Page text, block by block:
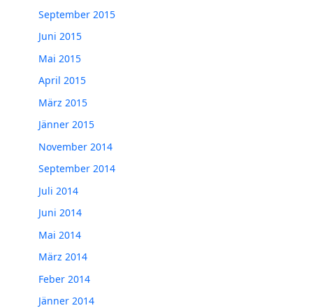
September 2015
Juni 2015
Mai 2015
April 2015
März 2015
Jänner 2015
November 2014
September 2014
Juli 2014
Juni 2014
Mai 2014
März 2014
Feber 2014
Jänner 2014